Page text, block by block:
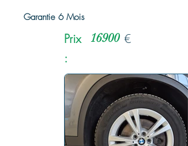
Garantie 6 Mois
Prix
:
16900 €